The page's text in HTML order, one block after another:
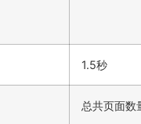
1.5秒
总共页面数